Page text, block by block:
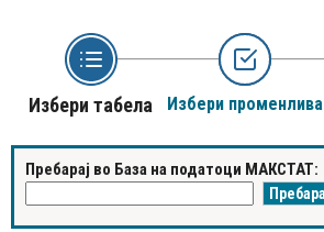
Избери табела Избери променлива
Пребарај во База на податоци МАКСТАТ: